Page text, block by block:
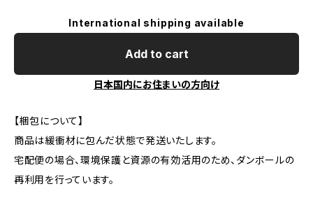
International shipping available
Add to cart
日本国内にお住まいの方向け
【梱包について】
商品は緩衝材に包んだ状態で発送いたします。
宅配便の場合、環境保護と資源の有効活用のため、ダンボールの
再利用を行っています。